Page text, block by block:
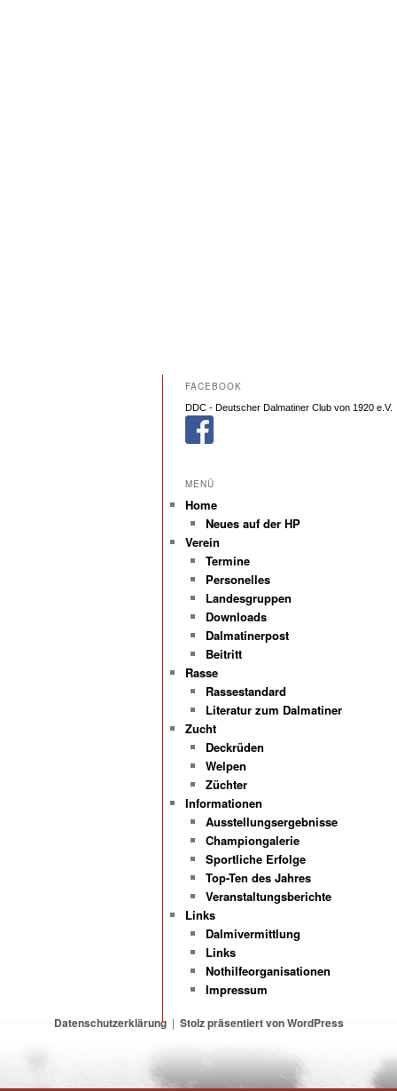
FACEBOOK
DDC - Deutscher Dalmatiner Club von 1920 e.V.
MENÜ
Home
Neues auf der HP
Verein
Termine
Personelles
Landesgruppen
Downloads
Dalmatinerpost
Beitritt
Rasse
Rassestandard
Literatur zum Dalmatiner
Zucht
Deckrüden
Welpen
Züchter
Informationen
Ausstellungsergebnisse
Championgalerie
Sportliche Erfolge
Top-Ten des Jahres
Veranstaltungsberichte
Links
Dalmivermittlung
Links
Nothilfeorganisationen
Impressum
Datenschutzerklärung Stolz präsentiert von WordPress